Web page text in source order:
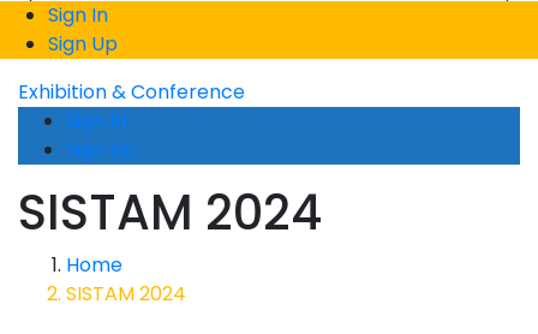
Sign In
Sign Up
Exhibition & Conference
Sign In
Sign Up
SISTAM 2024
Home
SISTAM 2024